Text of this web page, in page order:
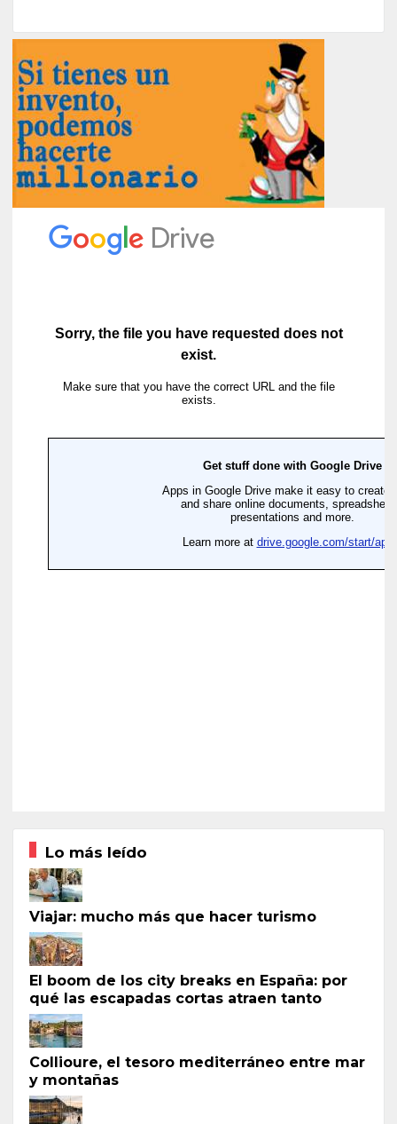
Lo más leído
Viajar: mucho más que hacer turismo
El boom de los city breaks en España: por
qué las escapadas cortas atraen tanto
Collioure, el tesoro mediterráneo entre mar
y montañas